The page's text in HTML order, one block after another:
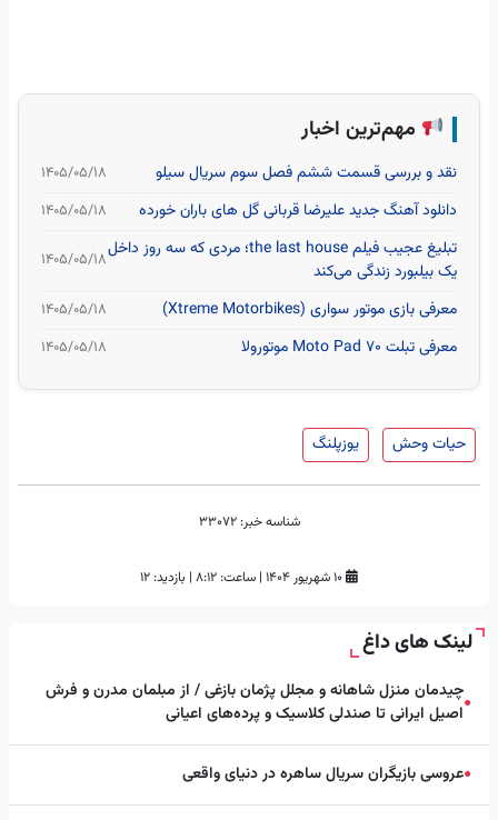
مهم‌ترین اخبار
نقد و بررسی قسمت ششم فصل سوم سریال سیلو ۱۴۰۵/۰۵/۱۸
دانلود آهنگ جدید علیرضا قربانی گل های باران خورده ۱۴۰۵/۰۵/۱۸
تبلیغ عجیب فیلم the last house؛ مردی که سه روز داخل
یک بیلبورد زندگی می‌کند
۱۴۰۵/۰۵/۱۸
معرفی بازی موتور سواری (Xtreme Motorbikes) ۱۴۰۵/۰۵/۱۸
معرفی تبلت Moto Pad 70 موتورولا ۱۴۰۵/۰۵/۱۸
حیات وحش یوزپلنگ
شناسه خبر: 33072
| ساعت: ۸:۱۲ | بازدید: 12
لینک های داغ
●چیدمان منزل شاهانه و مجلل پژمان بازغی / از مبلمان مدرن و فرش
اصیل ایرانی تا صندلی کلاسیک و پرده‌های اعیانی
●عروسی بازیگران سریال ساهره در دنیای واقعی